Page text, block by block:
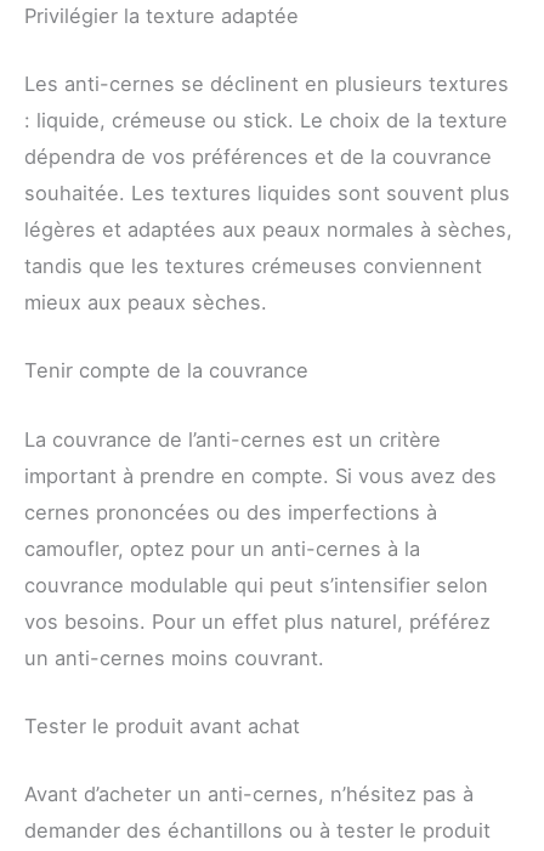
Privilégier la texture adaptée
Les anti-cernes se déclinent en plusieurs textures
: liquide, crémeuse ou stick. Le choix de la texture
dépendra de vos préférences et de la couvrance
souhaitée. Les textures liquides sont souvent plus
légères et adaptées aux peaux normales à sèches,
tandis que les textures crémeuses conviennent
mieux aux peaux sèches.
Tenir compte de la couvrance
La couvrance de l’anti-cernes est un critère
important à prendre en compte. Si vous avez des
cernes prononcées ou des imperfections à
camoufler, optez pour un anti-cernes à la
couvrance modulable qui peut s’intensifier selon
vos besoins. Pour un effet plus naturel, préférez
un anti-cernes moins couvrant.
Tester le produit avant achat
Avant d’acheter un anti-cernes, n’hésitez pas à
demander des échantillons ou à tester le produit